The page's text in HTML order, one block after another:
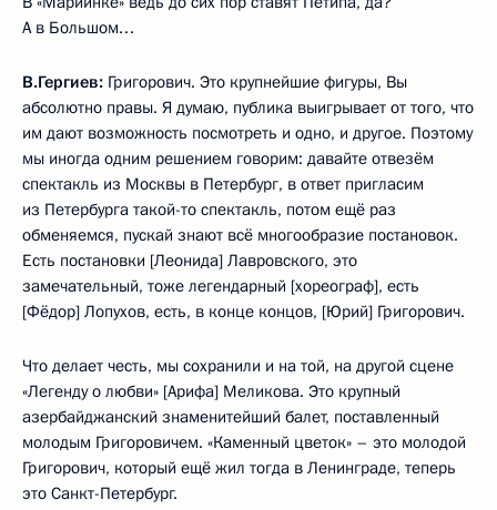
А в Большом…
В.Гергиев: Григорович. Это крупнейшие фигуры, Вы
абсолютно правы. Я думаю, публика выигрывает от того, что
им дают возможность посмотреть и одно, и другое. Поэтому
мы иногда одним решением говорим: давайте отвезём
спектакль из Москвы в Петербург, в ответ пригласим
из Петербурга такой-то спектакль, потом ещё раз
обменяемся, пускай знают всё многообразие постановок.
Есть постановки [Леонида] Лавровского, это
замечательный, тоже легендарный [хореограф], есть
[Фёдор] Лопухов, есть, в конце концов, [Юрий] Григорович.
Что делает честь, мы сохранили и на той, на другой сцене
«Легенду о любви» [Арифа] Меликова. Это крупный
азербайджанский знаменитейший балет, поставленный
молодым Григоровичем. «Каменный цветок» – это молодой
Григорович, который ещё жил тогда в Ленинграде, теперь
это Санкт-Петербург.